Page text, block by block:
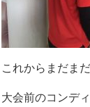
これからまだま
大会前のコンデ